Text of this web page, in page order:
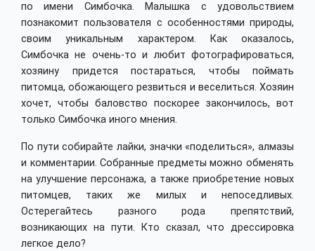
по имени Симбочка. Малышка с удовольствием
познакомит пользователя с особенностями природы,
своим уникальным характером. Как оказалось,
Симбочка не очень-то и любит фотографироваться,
хозяину придется постараться, чтобы поймать
питомца, обожающего резвиться и веселиться. Хозяин
хочет, чтобы баловство поскорее закончилось, вот
только Симбочка иного мнения.
По пути собирайте лайки, значки «поделиться», алмазы
и комментарии. Собранные предметы можно обменять
на улучшение персонажа, а также приобретение новых
питомцев, таких же милых и непоседливых.
Остерегайтесь разного рода препятствий,
возникающих на пути. Кто сказал, что дрессировка
легкое дело?